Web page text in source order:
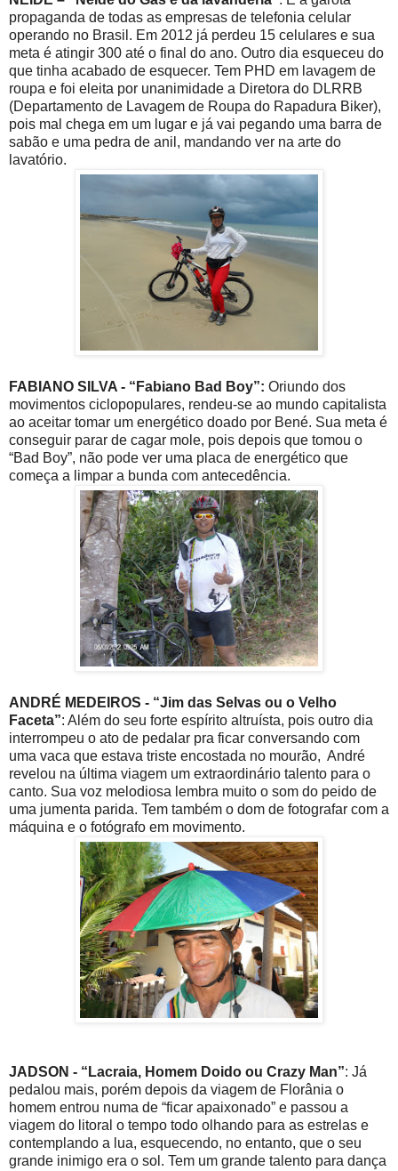
propaganda de todas as empresas de telefonia celular
operando no Brasil. Em 2012 já perdeu 15 celulares e sua
meta é atingir 300 até o final do ano. Outro dia esqueceu do
que tinha acabado de esquecer. Tem PHD em lavagem de
roupa e foi eleita por unanimidade a Diretora do DLRRB
(Departamento de Lavagem de Roupa do Rapadura Biker),
pois mal chega em um lugar e já vai pegando uma barra de
sabão e uma pedra de anil, mandando ver na arte do
lavatório.
FABIANO SILVA - “Fabiano Bad Boy”: Oriundo dos
movimentos ciclopopulares, rendeu-se ao mundo capitalista
ao aceitar tomar um energético doado por Bené. Sua meta é
conseguir parar de cagar mole, pois depois que tomou o
“Bad Boy”, não pode ver uma placa de energético que
começa a limpar a bunda com antecedência.
ANDRÉ MEDEIROS - “Jim das Selvas ou o Velho
Faceta”: Além do seu forte espírito altruísta, pois outro dia
interrompeu o ato de pedalar pra ficar conversando com
uma vaca que estava triste encostada no mourão, André
revelou na última viagem um extraordinário talento para o
canto. Sua voz melodiosa lembra muito o som do peido de
uma jumenta parida. Tem também o dom de fotografar com a
máquina e o fotógrafo em movimento.
JADSON - “Lacraia, Homem Doido ou Crazy Man”: Já
pedalou mais, porém depois da viagem de Florânia o
homem entrou numa de “ficar apaixonado” e passou a
viagem do litoral o tempo todo olhando para as estrelas e
contemplando a lua, esquecendo, no entanto, que o seu
grande inimigo era o sol. Tem um grande talento para dança